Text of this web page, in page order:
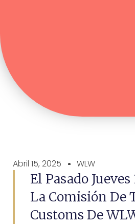
Abril 15, 2025 WLW
El Pasado
La Comisión De
Customs De